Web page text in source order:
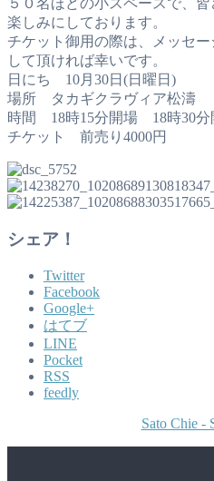
楽しみにしております。
チケット御用の際は、メッセ
して頂ければ幸いです。
日にち 10月30日(日曜日)
場所 タカギクラヴィア松濤
時間 18時15分開場 18時30分
チケット 前売り4000円
シェア！
Twitter
Facebook
Google+
はてブ
LINE
Pocket
RSS
feedly
Sato Chie -